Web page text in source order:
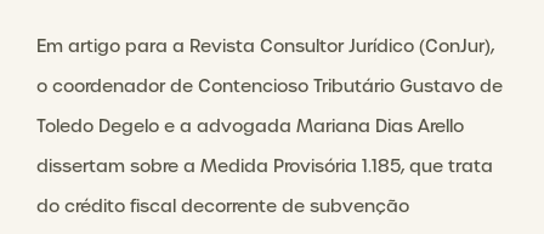
Em artigo para a Revista Consultor Jurídico (ConJur),
o coordenador de Contencioso Tributário Gustavo de
Toledo Degelo e a advogada Mariana Dias Arello
dissertam sobre a Medida Provisória 1.185, que trata
do crédito fiscal decorrente de subvenção